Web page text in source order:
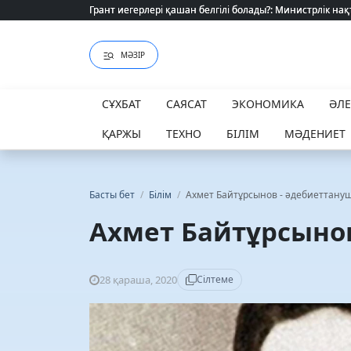
Грант иегерлері қашан белгілі болады?: Министрлік
Грант иегерлері қашан белгілі болады?: Министрлік
МӘЗІР
СҰХБАТ САЯСАТ ЭКОНОМИКА
ҚАРЖЫ
ТЕХНО БІЛІМ МӘДЕНИЕТ
Басты бет / Білім / Ахмет Байтұрсынов -
Ахмет
28 қараша, 2020 Сілтеме